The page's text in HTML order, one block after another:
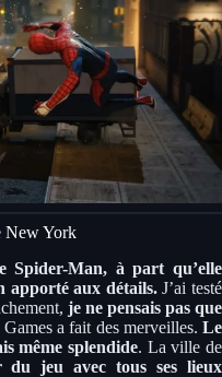
New York
Spider-Man, à part qu’elle
apporté aux détails.J’ai testé
je ne pensais pas que
a fait des merveilles.Le
même splendide. La ville de
jeu avec tous ses lieux